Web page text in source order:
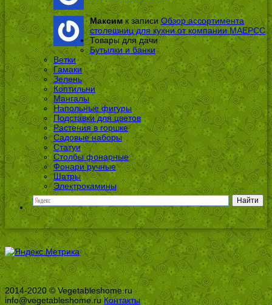
Максимк записиОбзор ассортимента
столешниц для кухни от компании МАЕРСС
Товары для дачи
Бутылки и банки
Ветки
Гамаки
Зелень
Коптильни
Мангалы
Напольные фигуры
Подставки для цветов
Растения в горшке
Садовые наборы
Статуи
Столбы фонарные
Фонари ручные
Шатры
Электрокамины
2014-2020 © Vegetableshome.ru
info@vegetableshome.ruКонтакты